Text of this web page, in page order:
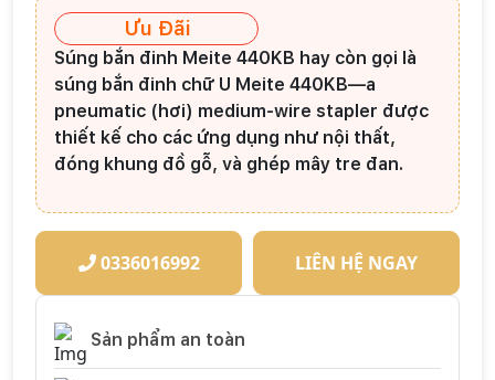
Ưu Đãi
Súng bắn đinh Meite 440KB hay còn gọi là
súng bắn đinh chữ U Meite 440KB—a
pneumatic (hơi) medium‑wire stapler được
thiết kế cho các ứng dụng như nội thất,
đóng khung đồ gỗ, và ghép mây tre đan.
0336016992 LIÊN HỆ NGAY
Sản phẩm an toàn